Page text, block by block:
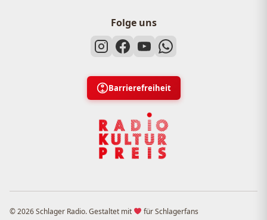
Folge uns
Barrierefreiheit
© 2026 Schlager Radio. Gestaltet mit für Schlagerfans